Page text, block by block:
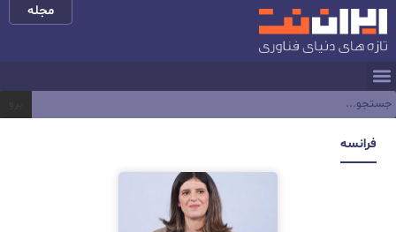
مجله
فرانسه